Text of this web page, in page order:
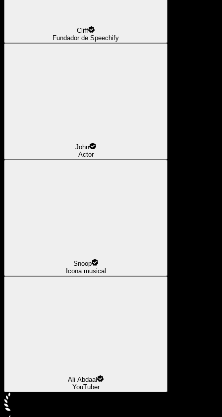
Cliff
Fundador de Speechify
John
Actor
Snoop
Icona musical
Ali Abdaal
YouTuber